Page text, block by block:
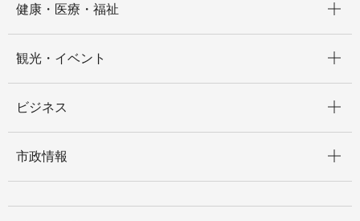
健康・医療・福祉
観光・イベント
ビジネス
市政情報